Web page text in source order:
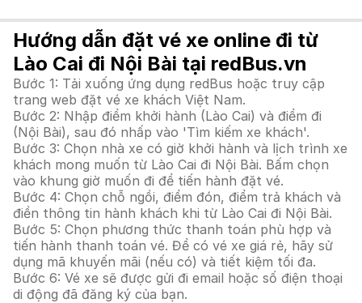
Hướng dẫn đặt vé xe online đi từ
Lào Cai đi Nội Bài tại redBus.vn
Bước 1: Tải xuống ứng dụng redBus hoặc truy cập
trang web đặt vé xe khách Việt Nam.
Bước 2: Nhập điểm khởi hành (Lào Cai) và điểm đi
(Nội Bài), sau đó nhấp vào 'Tìm kiếm xe khách'.
Bước 3: Chọn nhà xe có giờ khởi hành và lịch trình xe
khách mong muốn từ Lào Cai đi Nội Bài. Bấm chọn
vào khung giờ muốn đi để tiến hành đặt vé.
Bước 4: Chọn chỗ ngồi, điểm đón, điểm trả khách và
điền thông tin hành khách khi từ Lào Cai đi Nội Bài.
Bước 5: Chọn phương thức thanh toán phù hợp và
tiến hành thanh toán vé. Để có vé xe giá rẻ, hãy sử
dụng mã khuyến mãi (nếu có) và tiết kiệm tối đa.
Bước 6: Vé xe sẽ được gửi đi email hoặc số điện thoại
di động đã đăng ký của bạn.